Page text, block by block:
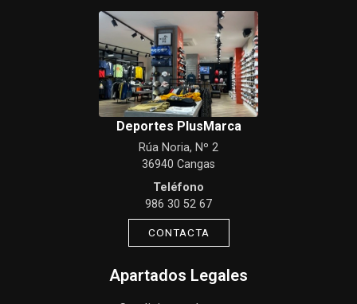
Deportes PlusMarca
Rúa Noria, Nº 2
36940 Cangas
Teléfono
986 30 52 67
CONTACTA
Apartados Legales